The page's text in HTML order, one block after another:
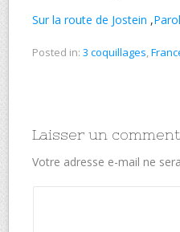
Sur la route de Jostein ,
Posted in: 3 coquillages,
Laisser un
Votre adresse e-mail ne